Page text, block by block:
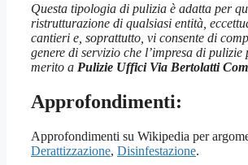
Questa tipologia di pulizia è adatta per
ristrutturazione di qualsiasi entità,
cantieri e, soprattutto, vi consente di
genere di servizio che l’impresa di pulizie
merito a Pulizie Uffici Via Bertolatti
Approfondimenti:
Approfondimenti su Wikipedia per
Derattizzazione, Disinfestazione.